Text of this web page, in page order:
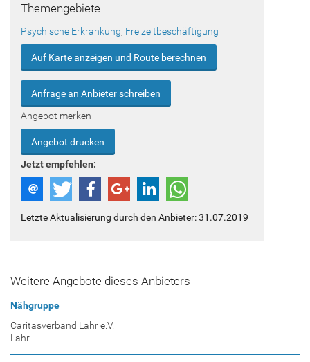
Themengebiete
Psychische Erkrankung, Freizeitbeschäftigung
Auf Karte anzeigen und Route berechnen
Anfrage an Anbieter schreiben
Angebot merken
Angebot drucken
Jetzt empfehlen:
Letzte Aktualisierung durch den Anbieter: 31.07.2019
Weitere Angebote dieses Anbieters
Nähgruppe
Caritasverband Lahr e.V.
Lahr